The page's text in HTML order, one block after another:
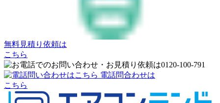
無料見積り依頼は
こちら
電話問合わせは
こちら